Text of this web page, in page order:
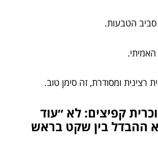
הטבעות.
רצינית ומסודרת, זה סימן טוב.
קפיצים: לא ״עוד
ההבדל בין שקט בראש